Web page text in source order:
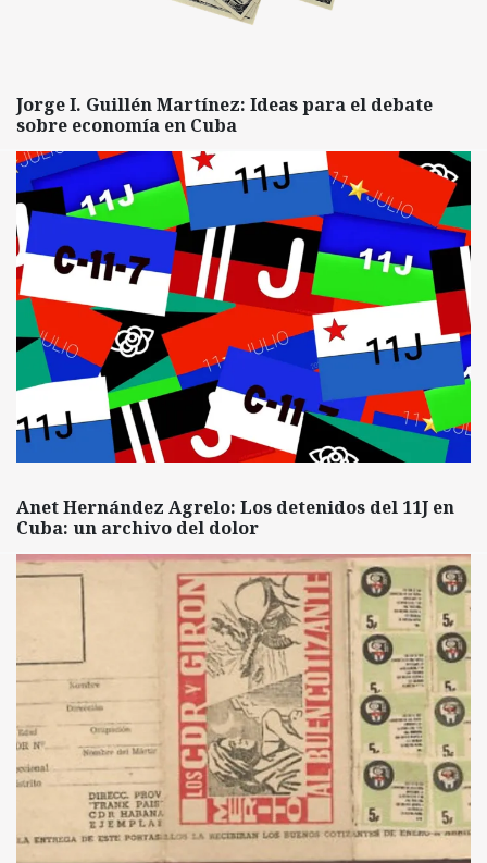
Jorge I. Guillén Martínez: Ideas para el debate
sobre economía en Cuba
Anet Hernández Agrelo: Los detenidos del 11J en
Cuba: un archivo del dolor